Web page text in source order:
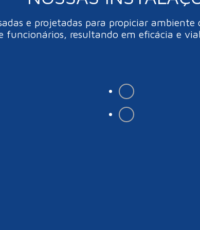
e projetadas para propiciar
resultando em eficácia e